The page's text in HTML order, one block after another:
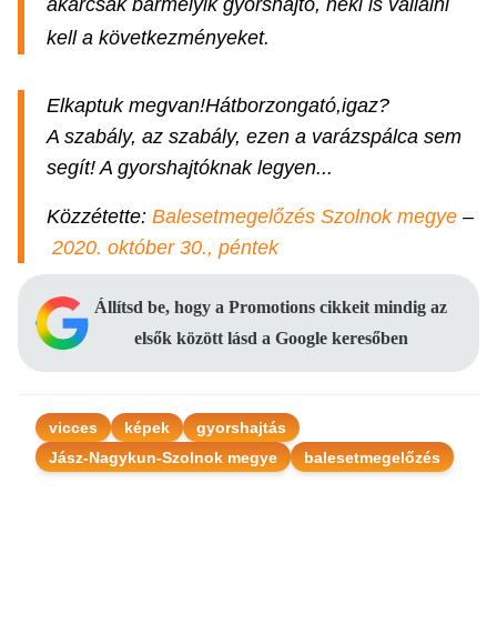
akárcsak bármelyik gyorshajtó, neki is vállalni
kell a következményeket.
Elkaptuk megvan!Hátborzongató,igaz?
A szabály, az szabály, ezen a varázspálca sem
segít! A gyorshajtóknak legyen...
Közzétette: Balesetmegelőzés Szolnok megye –
2020. október 30., péntek
Állítsd be, hogy a Promotions cikkeit mindig az
elsők között lásd a Google keresőben
vicces képek
gyorshajtás
Jász-Nagykun-Szolnok megye
balesetmegelőzés